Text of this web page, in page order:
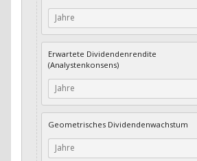
Buffett's Alpha: Wachstum Residual Gross
Profits / Assets
Income / Assets
Buffett's Alpha: Wachstum Residual Net
Income / Book Value
Cash-Quote
CFO / Interest Expense
Jahre
Erwartete Dividendenrendite
(Analystenkonsens)
Jahre
Geometrisches Dividendenwachstum
Jahre